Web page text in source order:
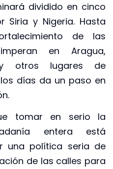
dividido en cinco
Siria y Nigeria. Hasta
de las
en Aragua,
otros lugares de
días da un paso en
tomar en serio la
entera está
una política seria de
de las calles para